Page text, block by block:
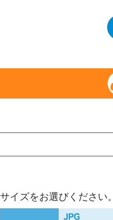
サイズをお選びください。